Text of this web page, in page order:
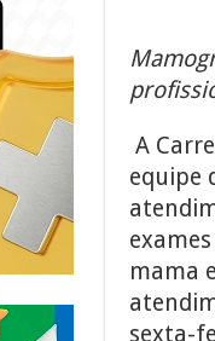
A
equipe
mama
sexta-